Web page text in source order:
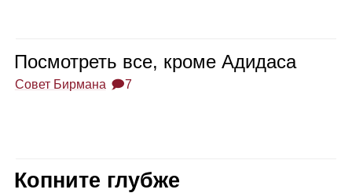
Посмот­реть все, кроме Адидаса
Совет Бирмана 🗩7
Копните глубже